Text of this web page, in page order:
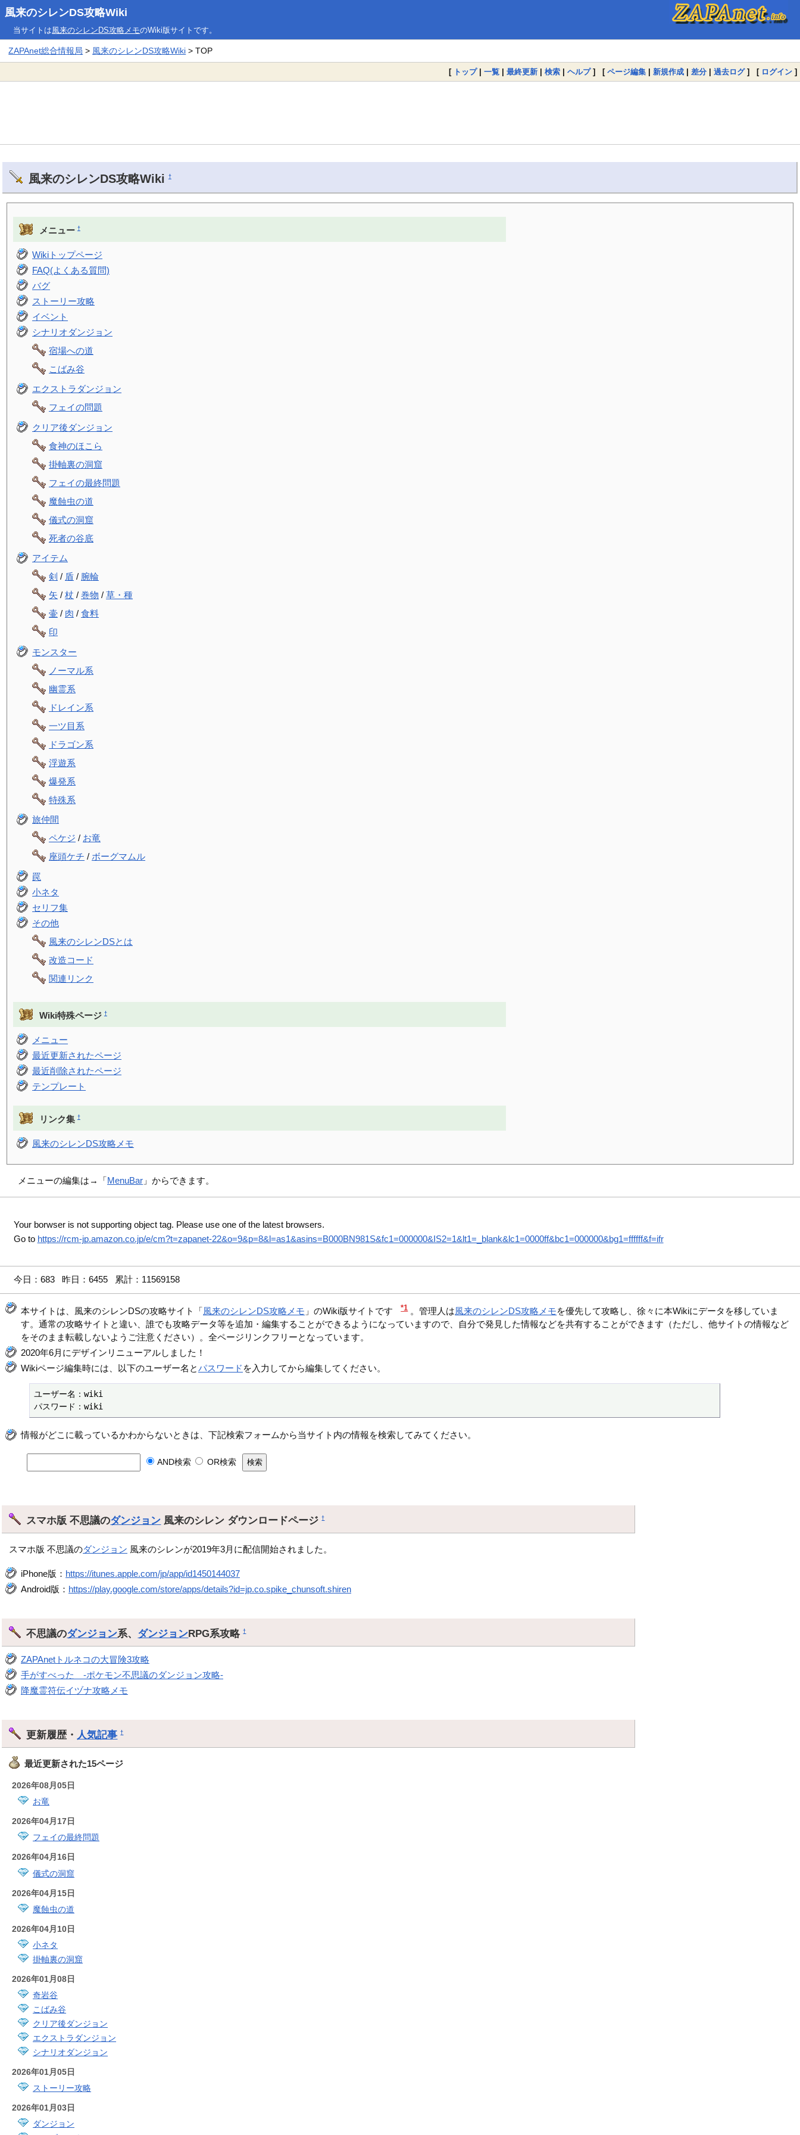
風来のシレンDS攻略Wiki
当サイトは風来のシレンDS攻略メモのWiki版サイトです。
ZAPAnet総合情報局 > 風来のシレンDS攻略Wiki > TOP
[ トップ| 一覧 | 最終更新 | 検索 | ヘルプ] [ ページ編集 | 新規作成 | 差分 | 過去ログ] [ ログイン ]
風来のシレンDS攻略Wiki †
メニュー †
Wikiトップページ
FAQ(よくある質問)
バグ
ストーリー攻略
イベント
シナリオダンジョン
宿場への道
こばみ谷
エクストラダンジョン
フェイの問題
クリア後ダンジョン
食神のほこら
掛軸裏の洞窟
フェイの最終問題
魔蝕虫の道
儀式の洞窟
死者の谷底
アイテム
剣 / 盾 / 腕輪
矢 /杖 /巻物 /草・種
壷 / 肉 /食料
印
モンスター
ノーマル系
幽霊系
ドレイン系
一ツ目系
ドラゴン系
浮遊系
爆発系
特殊系
旅仲間
ペケジ / お竜
座頭ケチ / ボーグマムル
罠
小ネタ
セリフ集
その他
風来のシレンDSとは
改造コード
関連リンク
Wiki特殊ページ †
メニュー
最近更新されたページ
最近削除されたページ
テンプレート
リンク集 †
風来のシレンDS攻略メモ
メニューの編集は→「MenuBar 」からできます。
Your borwser is not supporting object tag. Please use one of the latest browsers.
Go to https://rcm-jp.amazon.co.jp/e/cm?t=zapanet-22&o=9&p=8&l=as1&asins=B000BN981S&fc1=000000&IS2=1&lt1=_blank&lc1=0000ff&bc1=000000&bg1=ffffff&f=ifr
今日：683 昨日：6455 累計：11569158
本サイトは、風来のシレンDSの攻略サイト「風来のシレンDS攻略メモ 」のWiki版サイトです *1 。管理人は風来のシレンDS攻略メモを優先して攻略し、徐々に本Wikiにデータを移していま
す。通常の攻略サイトと違い、誰でも攻略データ等を追加・編集することができるようになっていますので、自分で発見した情報などを共有することができます（ただし、他サイトの情報など
をそのまま転載しないようご注意ください）。全ページリンクフリーとなっています。
2020年6月にデザインリニューアルしました！
Wikiページ編集時には、以下のユーザー名とパスワード を入力してから編集してください。
ユーザー名：wiki
パスワード：wiki
情報がどこに載っているかわからないときは、下記検索フォームから当サイト内の情報を検索してみてください。
AND検索 OR検索
スマホ版 不思議のダンジョン 風来のシレン ダウンロードページ†
スマホ版 不思議のダンジョン 風来のシレンが2019年3月に配信開始されました。
iPhone版： https://itunes.apple.com/jp/app/id1450144037
Android版： https://play.google.com/store/apps/details?id=jp.co.spike_chunsoft.shiren
不思議のダンジョン系、 ダンジョンRPG系攻略†
ZAPAnetトルネコの大冒険3攻略
手がすべった -ポケモン不思議のダンジョン攻略-
降魔霊符伝イヅナ攻略メモ
更新履歴・ 人気記事 †
最近更新された15ページ
2026年08月05日
お竜
2026年04月17日
フェイの最終問題
2026年04月16日
儀式の洞窟
2026年04月15日
魔蝕虫の道
2026年04月10日
小ネタ
掛軸裏の洞窟
2026年01月08日
奇岩谷
こばみ谷
クリア後ダンジョン
エクストラダンジョン
シナリオダンジョン
2026年01月05日
ストーリー攻略
2026年01月03日
ダンジョン